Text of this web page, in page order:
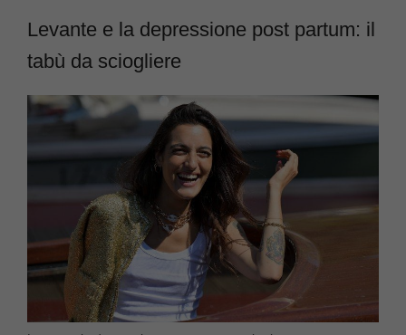
Levante e la depressione post partum: il
tabù da sciogliere